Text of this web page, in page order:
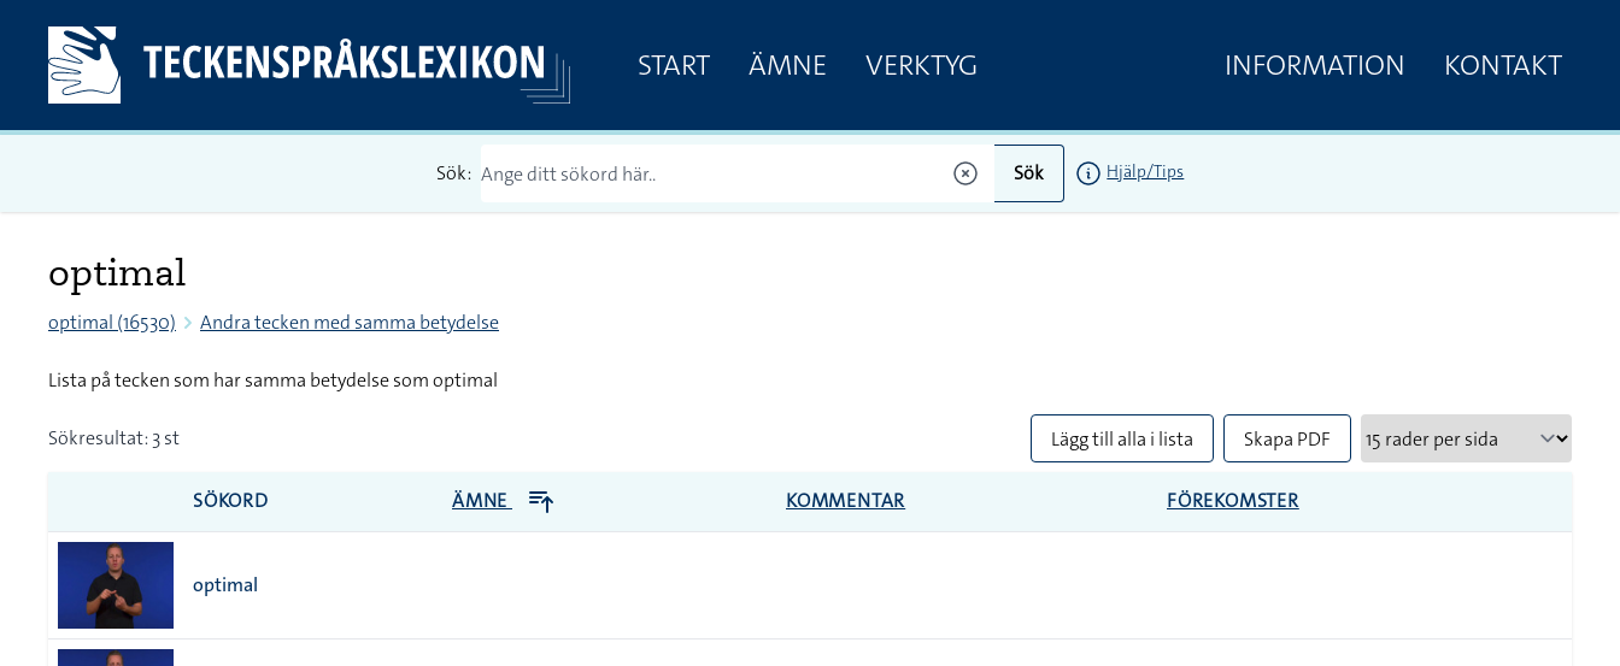
START ÄMNE VERKTYG INFORMATION KONTAKT
Sök: Sök Hjälp/Tips
optimal
optimal (16530) Andra tecken med samma betydelse
Lista på tecken som har samma betydelse som optimal
Sökresultat: 3 st Lägg till alla i lista Skapa PDF
SÖKORD ÄMNE KOMMENTAR FÖREKOMSTER
optimal